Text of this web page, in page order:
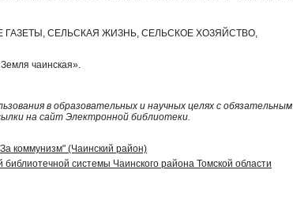
СЕЛЬСКАЯ ЖИЗНЬ, СЕЛЬСКОЕ ХОЗЯЙСТВО,
чаинская».
в образовательных и научных целях с обязательным
на сайт Электронной библиотеки.
коммунизм" (Чаинский район)
системы Чаинского района Томской области